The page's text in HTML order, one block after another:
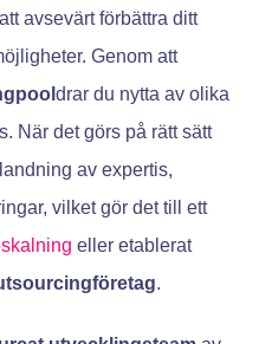
avsevärt förbättra ditt
Genom att
drar du nytta av olika
När det görs på rätt sätt
av expertis,
vilket gör det till ett
eller etablerat
.